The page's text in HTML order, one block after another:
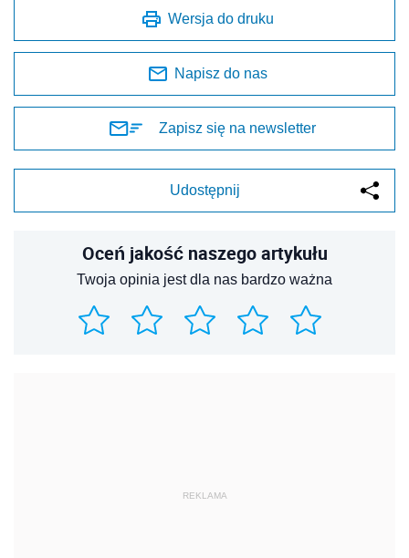
Wersja do druku
Napisz do nas
Zapisz się na newsletter
Udostępnij
Oceń jakość naszego artykułu
Twoja opinia jest dla nas bardzo ważna
REKLAMA